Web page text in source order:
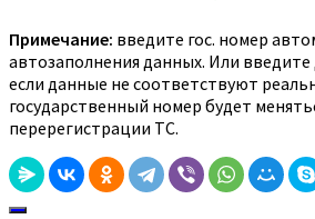
Примечание: введите гос. номер
автозаполнения данных. Или
если данные не соответствуют
государственный номер будет
перерегистрации ТС.